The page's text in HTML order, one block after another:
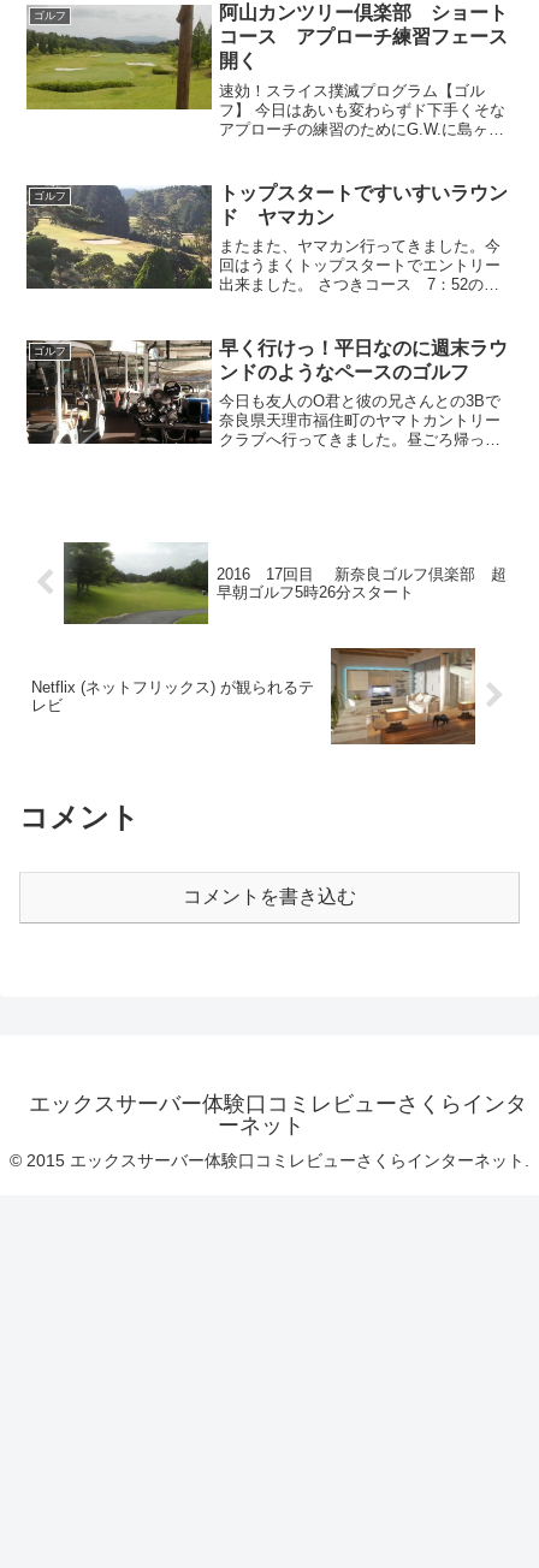
評判のセントレイクスにやってきまし
た。楽天GO...
ゴルフ
阿山カンツリー倶楽部 ショート
コース アプローチ練習フェース
開く
速効！スライス撲滅プログラム【ゴル
フ】 今日はあいも変わらずド下手くそな
アプローチの練習のためにG.W.に島ヶ原
場に併設されているショートコースに行
ってきました。名阪国...
ゴルフ
トップスタートですいすいラウン
ド ヤマカン
またまた、ヤマカン行ってきました。今
回はうまくトップスタートでエントリー
出来ました。 さつきコース 7：52のト
さんのＭ君。Ｍ君は今回のラウンドが今
年110回目だそう...
ゴルフ
早く行けっ！平日なのに週末ラウ
ンドのようなペースのゴルフ
今日も友人のO君と彼の兄さんとの3Bで
奈良県天理市福住町のヤマトカントリー
クラブへ行ってきました。昼ごろ帰って
2016 17回目 新奈良ゴルフ倶楽部 超
早朝ゴルフ5時26分スタート
Netflix (ネットフリックス) が観られるテ
レビ
コメント
コメントを書き込む
エックスサーバー体験口コミレビューさくらインタ
ーネット
© 2015 エックスサーバー体験口コミレビューさくらインターネット.